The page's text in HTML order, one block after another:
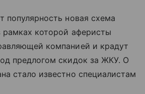
популярность новая схема
рамках которой аферисты
компанией и крадут
предлогом скидок за ЖКУ. О
стало известно специалистам